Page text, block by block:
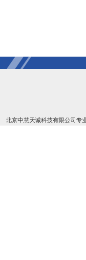
北京中慧天诚科技有限公司专